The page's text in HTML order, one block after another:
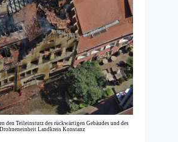
den Teileinsturz des rückwärtigen Gebäudes und des
Landkreis Konstanz